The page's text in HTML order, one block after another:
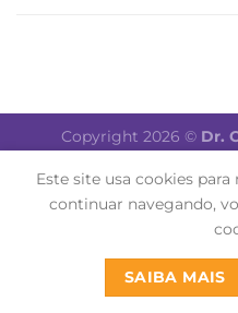
Copyright 2026 © Dr.
Este site usa cookies
continuar navegando,
SAIBA MAIS